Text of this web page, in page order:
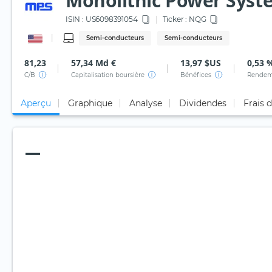
ISIN : US6098391054 Ticker : NQG
Semi-conducteurs Semi-conducteurs
81,23
C/B
57,34 Md €
Capitalisation boursière
13,97 $US
Bénéfices
0,53
Aperçu Graphique Analyse Dividendes Frais
—